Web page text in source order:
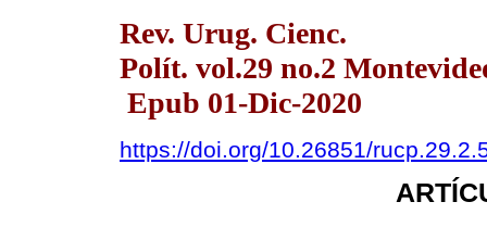
Rev. Urug. Cienc.
Polít. vol.29 no.2
Epub 01-Dic-2020
https://doi.org/10.26851/